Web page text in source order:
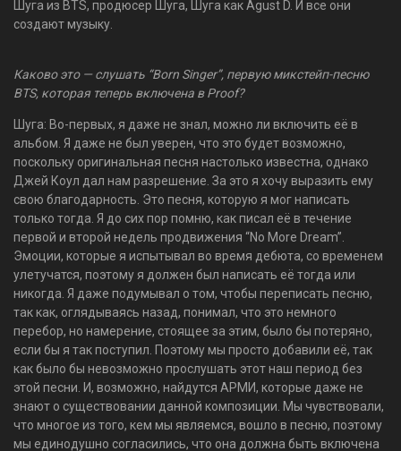
Шуга из BTS, продюсер Шуга, Шуга как Agust D. И все они
создают музыку.
Каково это — слушать “Born Singer”, первую микстейп-песню
BTS, которая теперь включена в Proof?
Шуга: Во-первых, я даже не знал, можно ли включить её в
альбом. Я даже не был уверен, что это будет возможно,
поскольку оригинальная песня настолько известна, однако
Джей Коул дал нам разрешение. За это я хочу выразить ему
свою благодарность. Это песня, которую я мог написать
только тогда. Я до сих пор помню, как писал её в течение
первой и второй недель продвижения “No More Dream”.
Эмоции, которые я испытывал во время дебюта, со временем
улетучатся, поэтому я должен был написать её тогда или
никогда. Я даже подумывал о том, чтобы переписать песню,
так как, оглядываясь назад, понимал, что это немного
перебор, но намерение, стоящее за этим, было бы потеряно,
если бы я так поступил. Поэтому мы просто добавили её, так
как было бы невозможно прослушать этот наш период без
этой песни. И, возможно, найдутся АРМИ, которые даже не
знают о существовании данной композиции. Мы чувствовали,
что многое из того, кем мы являемся, вошло в песню, поэтому
мы единодушно согласились, что она должна быть включена